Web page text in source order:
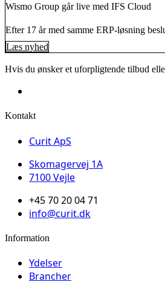
Wismo Group går live med IFS Cloud
Efter 17 år med samme ERP-løsning
Læs nyhed
Hvis du ønsker et uforpligtende tilbud
Kontakt
Curit ApS
Skomagervej 1A
7100 Vejle
+45 70 20 04 71
info@curit.dk
Information
Ydelser
Brancher